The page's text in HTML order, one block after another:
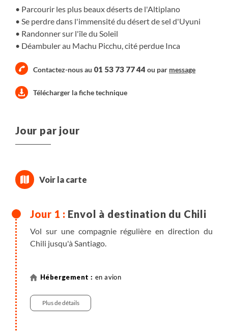
Parcourir les plus beaux déserts de l'Altiplano
Se perdre dans l'immensité du désert de sel d'Uyuni
Randonner sur l'île du Soleil
Déambuler au Machu Picchu, cité perdue Inca
Contactez-nous au 01 53 73 77 44 ou par message
Télécharger la fiche technique
Jour par jour
Envol à destination du Chili
Vol sur une compagnie régulière en direction du
Chili jusqu'à Santiago.
en avion
Plus de détails